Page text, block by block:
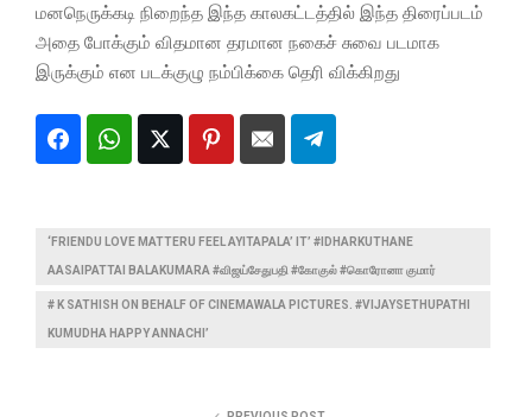
மனநெருக்கடி நிறைந்த இந்த காலகட்டத்தில் இந்த திரைப்படம்
அதை போக்கும் விதமான தரமான நகைச் சுவை படமாக
இருக்கும் என படக்குழு நம்பிக்கை தெரி விக்கிறது
‘FRIENDU LOVE MATTERU FEEL AYITAPALA’ IT’ #IDHARKUTHANE
AASAIPATTAI BALAKUMARA #விஜய்சேதுபதி #கோகுல் #கொரோனா குமார்
# K SATHISH ON BEHALF OF CINEMAWALA PICTURES. #VIJAYSETHUPATHI
KUMUDHA HAPPY ANNACHI’